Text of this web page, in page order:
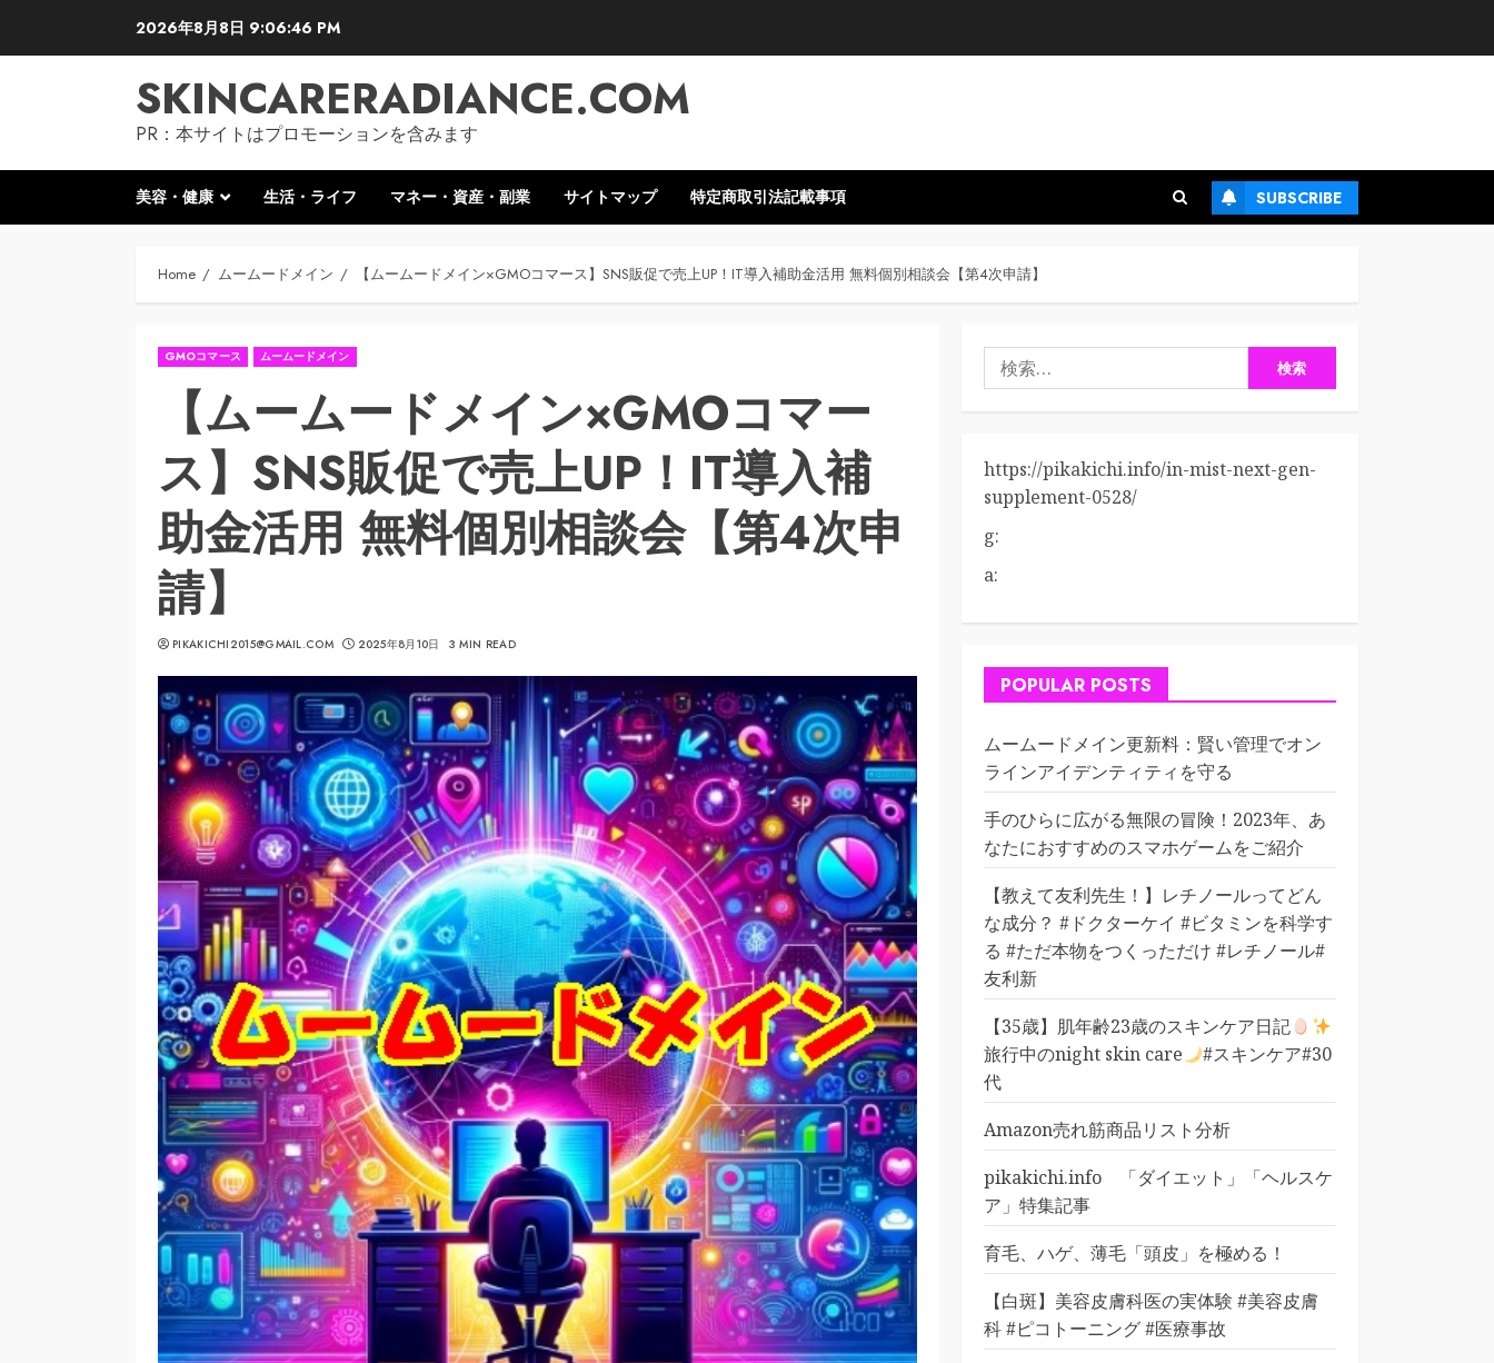
2026年8月8日 9:06:47 PM
SKINCARERADIANCE.COM
PR：本サイトはプロモーションを含みます
美容・健康 生活・ライフ マネー・資産・副業 サイトマップ 特定商取引法記載事項 SUBSCRIBE
Home ムームードメイン 【ムームードメイン×GMOコマース】SNS販促で売上UP！IT導入補助金活用 無料個別相談会【第4次申請】
GMOコマース ムームードメイン
【ムームードメイン×GMOコマー
ス】SNS販促で売上UP！IT導入補
助金活用 無料個別相談会【第4次申
請】
PIKAKICHI2015@GMAIL.COM 2025年8月10日 3 MIN READ
検
索:
https://pikakichi.info/in-mist-next-gen-
supplement-0528/
g:
a:
POPULAR POSTS
ムームードメイン更新料：賢い管理でオン
ラインアイデンティティを守る
手のひらに広がる無限の冒険！2023年、あ
なたにおすすめのスマホゲームをご紹介
【教えて友利先生！】レチノールってどん
な成分？ #ドクターケイ #ビタミンを科学す
る #ただ本物をつくっただけ #レチノール#
友利新
【35歳】肌年齢23歳のスキンケア日記
旅行中のnight skin care
#スキンケア#30
代
Amazon売れ筋商品リスト分析
pikakichi.info 「ダイエット」「ヘルスケ
ア」特集記事
育毛、ハゲ、薄毛「頭皮」を極める！
【白斑】美容皮膚科医の実体験 #美容皮膚
科 #ピコトーニング #医療事故